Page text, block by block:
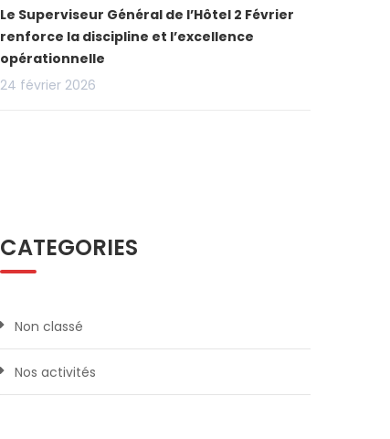
Le Superviseur Général de l’Hôtel 2 Février
renforce la discipline et l’excellence
opérationnelle
24 février 2026
CATEGORIES
Non classé
Nos activités